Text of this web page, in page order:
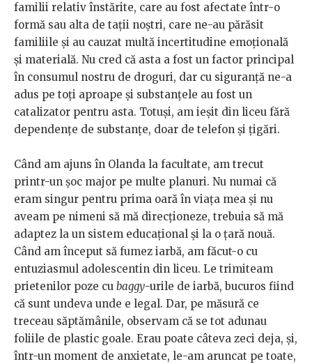
familii relativ înstărite, care au fost afectate într-o
formă sau alta de tații noștri, care ne-au părăsit
familiile și au cauzat multă incertitudine emoțională
și materială. Nu cred că asta a fost un factor principal
în consumul nostru de droguri, dar cu siguranță ne-a
adus pe toți aproape și substanțele au fost un
catalizator pentru asta. Totuși, am ieșit din liceu fără
dependențe de substanțe, doar de telefon și țigări.
Când am ajuns în Olanda la facultate, am trecut
printr-un șoc major pe multe planuri. Nu numai că
eram singur pentru prima oară în viața mea și nu
aveam pe nimeni să mă direcționeze, trebuia să mă
adaptez la un sistem educațional și la o țară nouă.
Când am început să fumez iarbă, am făcut-o cu
entuziasmul adolescentin din liceu. Le trimiteam
prietenilor poze cu baggy-urile de iarbă, bucuros fiind
că sunt undeva unde e legal. Dar, pe măsură ce
treceau săptămânile, observam că se tot adunau
foliile de plastic goale. Erau poate câteva zeci deja, și,
într-un moment de anxietate, le-am aruncat pe toate,